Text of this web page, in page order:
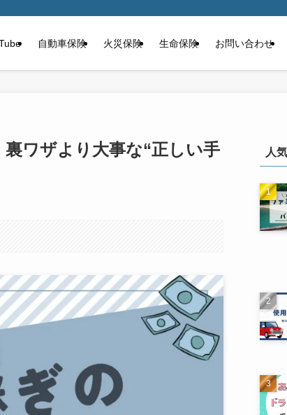
自動車保険 火災保険 生命保険 お問い合わせ
ワザより大事な“正しい手
人